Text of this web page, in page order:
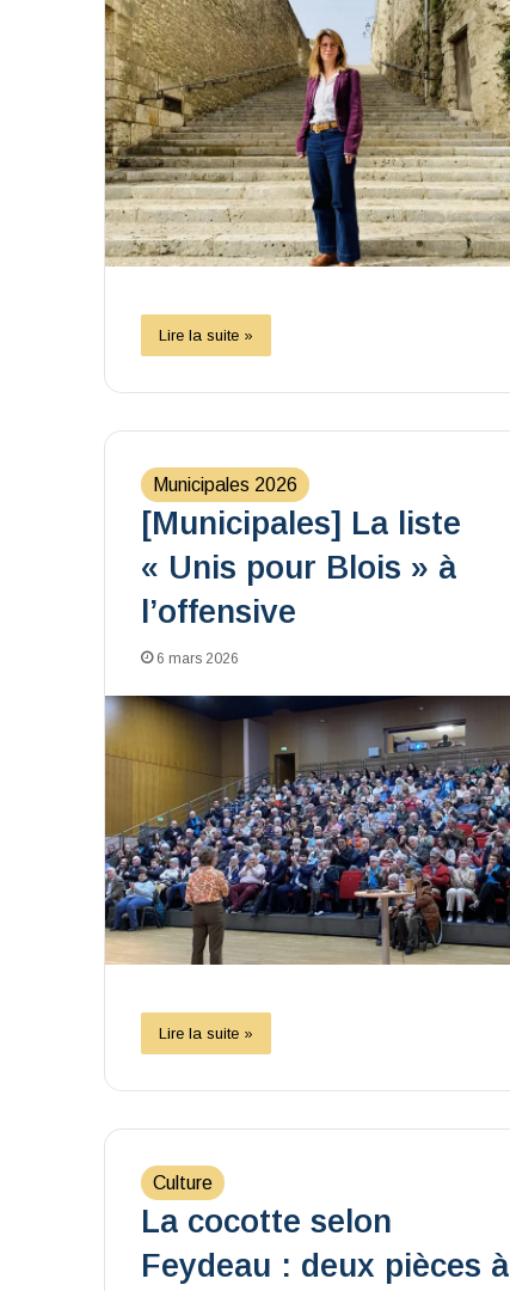
Lire la suite »
Municipales 2026
[Municipales] La liste
« Unis pour Blois » à
l’offensive
6 mars 2026
Lire la suite »
Culture
La cocotte selon
Feydeau : deux pièces à